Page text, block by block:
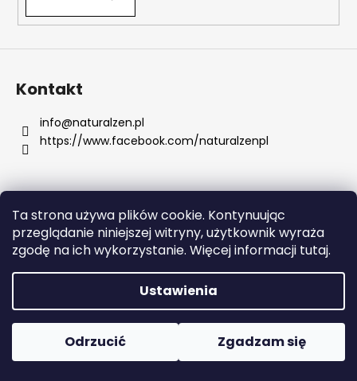
Ta strona używa plików cookie. Kontynuując
przeglądanie niniejszej witryny, użytkownik wyraża
zgodę na ich wykorzystanie. Więcej informacji tutaj.
Ustawienia
Odrzucić Zgadzam się
P
l
e
c
a
m
y
APPLE
(2022)
Kontakt
info@naturalzen.pl
https://www.facebook.com/naturalzenpl
Opracował Shoptet
Copyright 2026Naturalzen. Wszystkie prawa
zastrzeżone.
Edytuj ustawienia plików cookie